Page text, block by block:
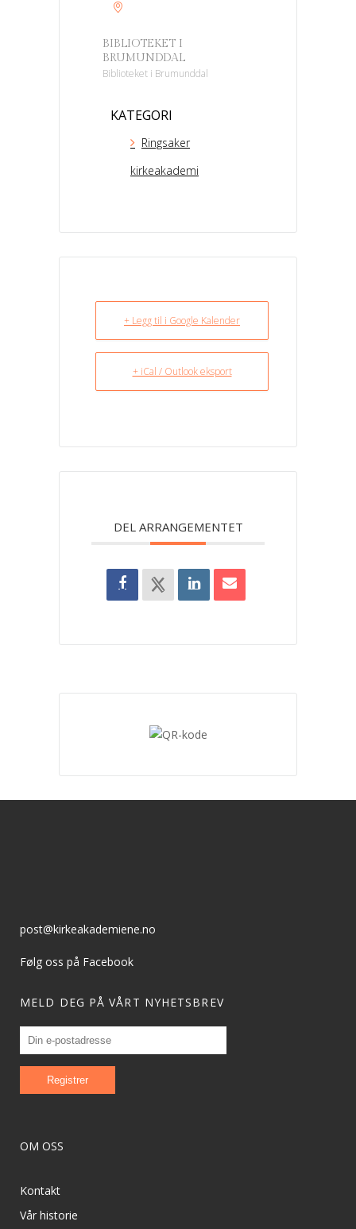
BIBLIOTEKET I
BRUMUNDDAL
Biblioteket i Brumunddal
KATEGORI
Ringsaker
kirkeakademi
+ Legg til i Google Kalender
+ iCal / Outlook eksport
DEL ARRANGEMENTET
post@kirkeakademiene.no
Følg oss på Facebook
MELD DEG PÅ VÅRT NYHETSBREV
OM OSS
Kontakt
Vår historie